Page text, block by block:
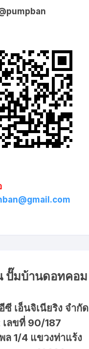
ปั๊มบ้านดอทคอม
ซี เอ็นจิเนียริง จำกัด
ลขที่ 90/187
ล 1/4 แขวงท่าแร้ง